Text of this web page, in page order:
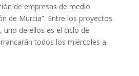
de empresas de medio
de Murcia”. Entre los proyectos
uno de ellos es el ciclo de
todos los miércoles a